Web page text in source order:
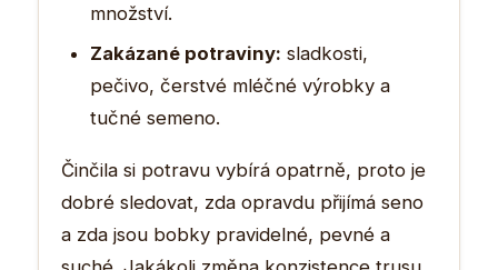
množství.
Zakázané potraviny: sladkosti,
pečivo, čerstvé mléčné výrobky a
tučné semeno.
Činčila si potravu vybírá opatrně, proto je
dobré sledovat, zda opravdu přijímá seno
a zda jsou bobky pravidelné, pevné a